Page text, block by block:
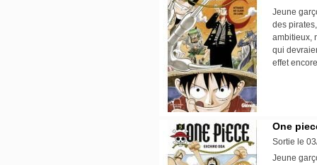
Jeune
des
ambitieux,
qui
effet
One
Sortie le
Jeune